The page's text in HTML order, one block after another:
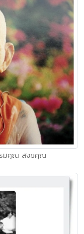
รมคุณ สังฆคุณ